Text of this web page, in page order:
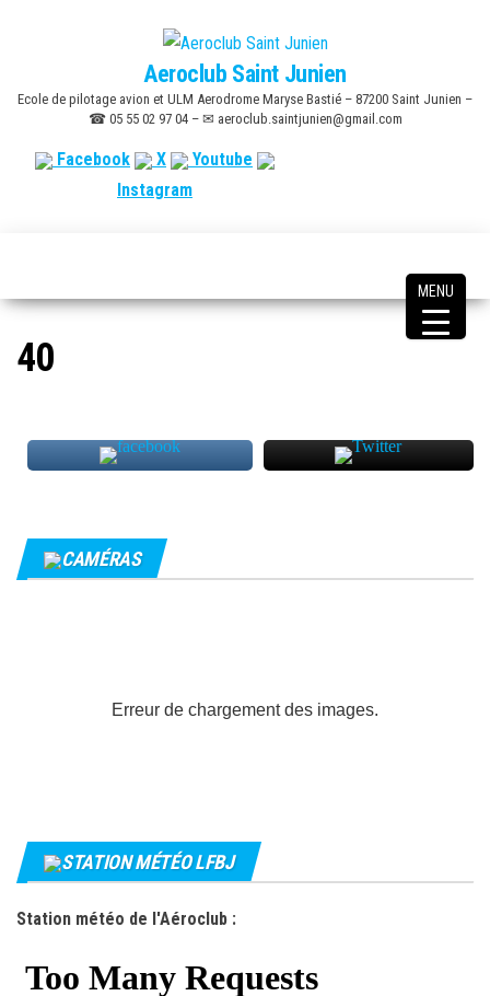
content
Aeroclub Saint Junien
Ecole de pilotage avion et ULM Aerodrome Maryse Bastié – 87200 Saint Junien –
☎ 05 55 02 97 04 – ✉ aeroclub.saintjunien@gmail.com
Facebook X
Youtube
Instagram
40
CAMÉRAS
Erreur de chargement des images.
STATION MÉTÉO LFBJ
Station météo de l'Aéroclub :
MENU